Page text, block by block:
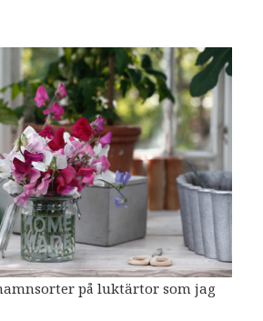
på luktärtor som jag